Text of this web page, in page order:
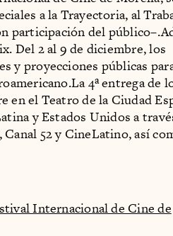
a la Trayectoria, al
participación del
Del 2 al 9 de diciembre, los
y proyecciones públicas
4ª entrega de
en el Teatro de la Ciudad
y Estados Unidos a
52 y CineLatino, así
Internacional de Cine de